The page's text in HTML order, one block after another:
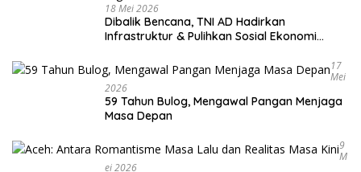
18 Mei 2026
Dibalik Bencana, TNI AD Hadirkan
Infrastruktur & Pulihkan Sosial Ekonomi
17
Mei
2026
59 Tahun Bulog, Mengawal Pangan Menjaga
Masa Depan
9
M
Ei 2026